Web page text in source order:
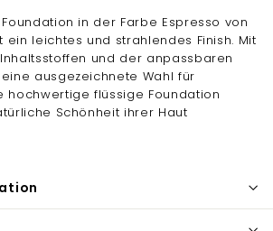
in der Farbe Espresso von
leichtes und strahlendes Finish. Mit
und der anpassbaren
ausgezeichnete Wahl für
hochwertige flüssige Foundation
Schönheit ihrer Haut